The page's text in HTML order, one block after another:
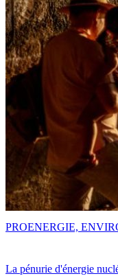
La pénurie d'énergie
PROENERGIE,